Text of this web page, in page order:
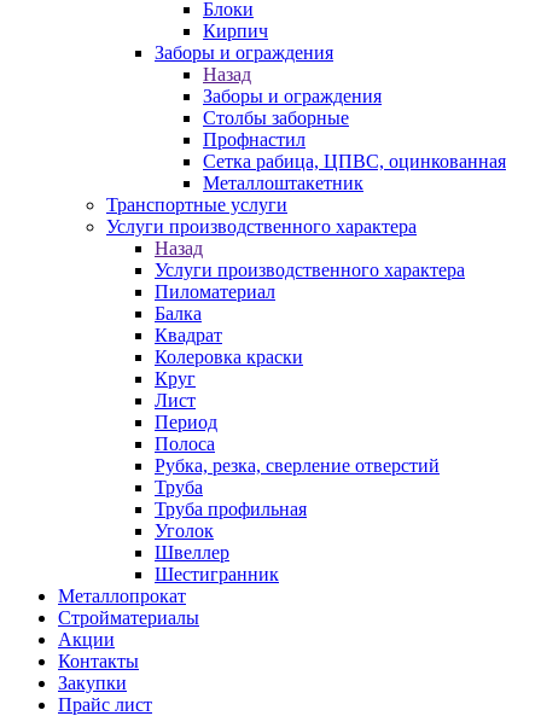
Блоки
Кирпич
Заборы и ограждения
Назад
Заборы и ограждения
Столбы заборные
Профнастил
Сетка рабица, ЦПВС, оцинкованная
Металлоштакетник
Транспортные услуги
Услуги производственного характера
Назад
Услуги производственного характера
Пиломатериал
Балка
Квадрат
Колеровка краски
Круг
Лист
Период
Полоса
Рубка, резка, сверление отверстий
Труба
Труба профильная
Уголок
Швеллер
Шестигранник
Металлопрокат
Стройматериалы
Акции
Контакты
Закупки
Прайс лист